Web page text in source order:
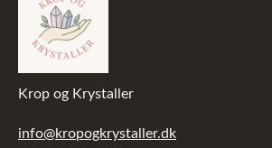
Krop og Krystaller
info@kropogkrystaller.dk